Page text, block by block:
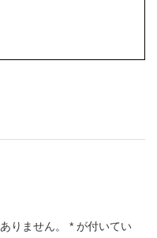
りません。 * が付いてい